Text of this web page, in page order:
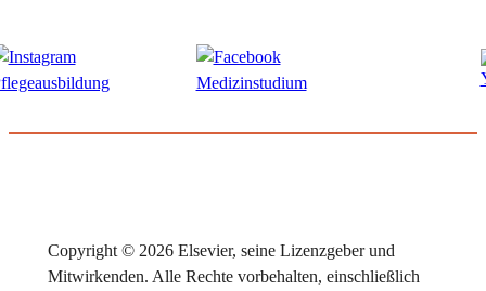
Copyright © 2026 Elsevier, seine Lizenzgeber und
Mitwirkenden. Alle Rechte vorbehalten, einschließlich